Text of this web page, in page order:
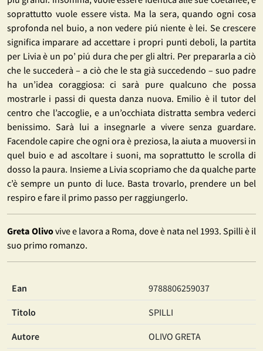
soprattutto vuole essere vista. Ma la sera, quando ogni cosa
sprofonda nel buio, a non vedere piú niente è lei. Se crescere
significa imparare ad accettare i propri punti deboli, la partita
per Livia è un po’ piú dura che per gli altri. Per prepararla a ciò
che le succederà – a ciò che le sta già succedendo – suo padre
ha un’idea coraggiosa: ci sarà pure qualcuno che possa
mostrarle i passi di questa danza nuova. Emilio è il tutor del
centro che l’accoglie, e a un’occhiata distratta sembra vederci
benissimo. Sarà lui a insegnarle a vivere senza guardare.
Facendole capire che ogni ora è preziosa, la aiuta a muoversi in
quel buio e ad ascoltare i suoni, ma soprattutto le scrolla di
dosso la paura. Insieme a Livia scopriamo che da qualche parte
c’è sempre un punto di luce. Basta trovarlo, prendere un bel
respiro e fare il primo passo per raggiungerlo.
Greta Olivovive e lavora a Roma, dove è nata nel 1993. Spilli è il
suo primo romanzo.
Ean 9788806259037
Titolo SPILLI
Autore OLIVO GRETA